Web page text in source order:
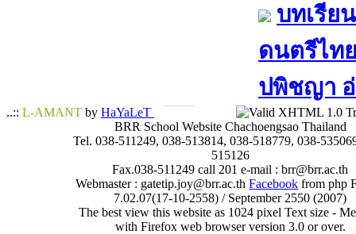
บทเรีย
ดนตรีไท
ปพิชญา​ อ่
..:: L-AMANT by HaYaLeT
BRR School Website Chachoengsao Thailand
Tel. 038-511249, 038-513814, 038-518779, 038-
515126
Fax.038-511249 call 201 e-mail : brr@brr.ac.th
Webmaster : gatetip.joy@brr.ac.thFacebook from php
7.02.07(17-10-2558) / September 2550 (2007)
The best view this website as 1024 pixel Text size -
with Firefox web browser version 3.0 or over.